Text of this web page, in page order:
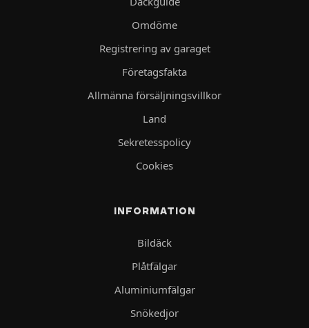
Omdöme
Registrering av garaget
Företagsfakta
Allmänna försäljningsvillkor
Land
Sekretesspolicy
Cookies
INFORMATION
Bildäck
Plåtfälgar
Aluminiumfälgar
Snökedjor